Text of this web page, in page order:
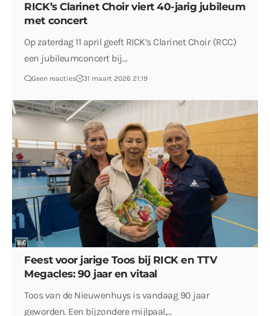
RICK’s Clarinet Choir viert 40-jarig jubileum
met concert
Op zaterdag 11 april geeft RICK’s Clarinet Choir (RCC)
een jubileumconcert bij…
Geen reacties 31 maart 2026 21:19
Feest voor jarige Toos bij RICK en TTV
Megacles: 90 jaar en vitaal
Toos van de Nieuwenhuys is vandaag 90 jaar
geworden. Een bijzondere mijlpaal,…